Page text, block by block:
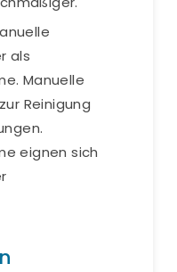
als
Manuelle
Reinigung
eignen sich